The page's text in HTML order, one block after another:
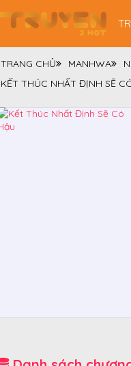
TRANG CHỦ MANHWA
KẾT THÚC NHẤT ĐỊNH SẼ